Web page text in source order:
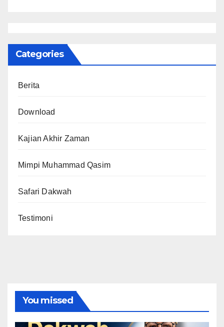
Categories
Berita
Download
Kajian Akhir Zaman
Mimpi Muhammad Qasim
Safari Dakwah
Testimoni
You missed